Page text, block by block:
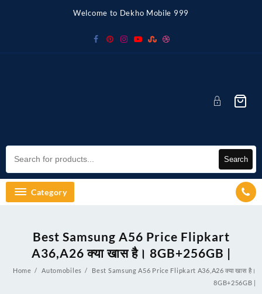
Welcome to Dekho Mobile 999
Search
Category
Best Samsung A56 Price Flipkart
A36,A26 क्या खास है। 8GB+256GB |
Home Automobiles
Best Samsung A56 Price Flipkart A36,A26 क्या खास है।
8GB+256GB |